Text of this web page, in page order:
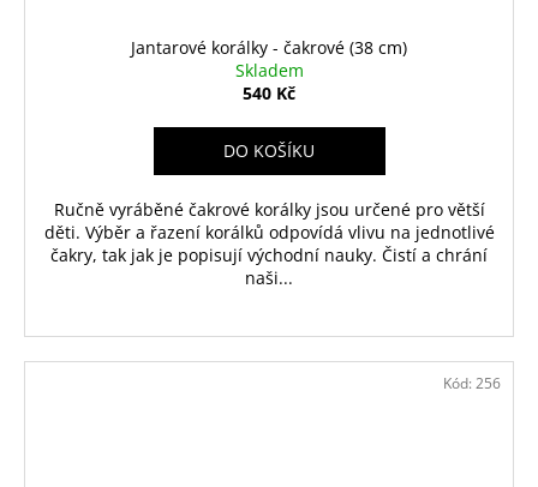
Jantarové korálky - čakrové (38 cm)
Skladem
540 Kč
DO KOŠÍKU
Ručně vyráběné čakrové korálky jsou určené pro větší
děti. Výběr a řazení korálků odpovídá vlivu na jednotlivé
čakry, tak jak je popisují východní nauky. Čistí a chrání
naši...
Kód: 256